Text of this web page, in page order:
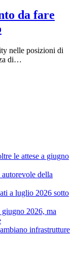
da fare
nelle posizioni di
di…
le attese a giugno
della
a luglio 2026 sotto
2026, ma
infrastrutture